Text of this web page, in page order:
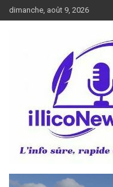
Aller
au
dimanche, août 9, 2026
illiconews